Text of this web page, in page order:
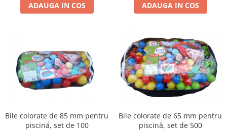
ADAUGA IN COS ADAUGA IN COS
Bile colorate de 85 mm pentru
piscină, set de 100
Bile colorate de 65 mm pentru
piscină, set de 500